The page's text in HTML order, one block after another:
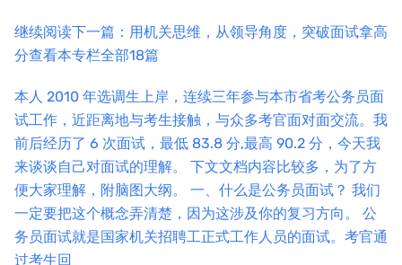
继续阅读下一篇：用机关思维，从领导角度，突破面试拿高
分查看本专栏全部18篇
本人 2010 年选调生上岸，连续三年参与本市省考公务员面
试工作，近距离地与考生接触，与众多考官面对面交流。我
前后经历了 6 次面试，最低 83.8 分,最高 90.2 分，今天我
来谈谈自己对面试的理解。 下文文档内容比较多，为了方
便大家理解，附脑图大纲。 一、什么是公务员面试？ 我们
一定要把这个概念弄清楚，因为这涉及你的复习方向。 公
务员面试就是国家机关招聘工正式工作人员的面试。考官通
过考生回